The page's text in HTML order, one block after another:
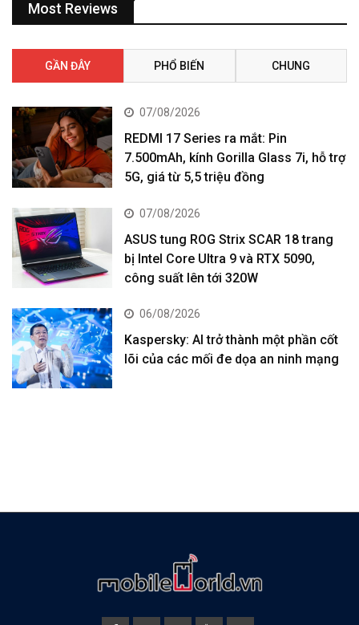
Most Reviews
GẦN ĐÂY PHỔ BIẾN CHUNG
07/08/2026
REDMI 17 Series ra mắt: Pin
7.500mAh, kính Gorilla Glass 7i, hỗ trợ
5G, giá từ 5,5 triệu đồng
07/08/2026
ASUS tung ROG Strix SCAR 18 trang
bị Intel Core Ultra 9 và RTX 5090,
công suất lên tới 320W
06/08/2026
Kaspersky: AI trở thành một phần cốt
lõi của các mối đe dọa an ninh mạng